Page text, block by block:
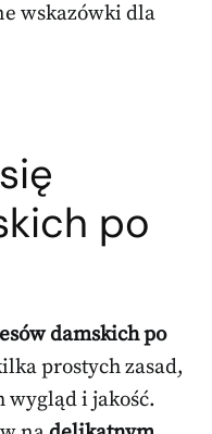
wskazówki dla
po
damskich po
prostych zasad,
wygląd i jakość.